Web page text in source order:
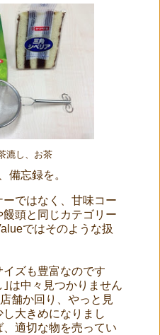
漉し、お茶
備忘録を。
ではなく、甘味コー
頭と同じカテゴリー
ではそのような扱
ズも豊富なのです
は中々見つかりません
舗か回り、やっと見
大きめになりまし
適切な物を売ってい